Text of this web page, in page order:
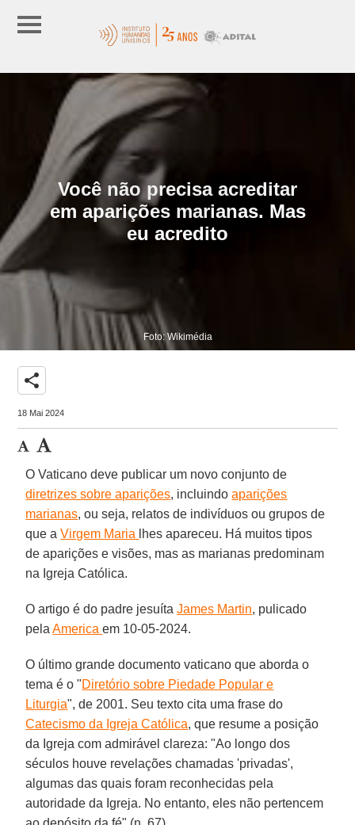
Você não precisa acreditar
em aparições marianas. Mas
eu acredito
Foto: Wikimédia
share
18 Mai 2024
O Vaticano deve publicar um novo conjunto de
diretrizes sobre aparições, incluindoaparições
marianas, ou seja, relatos de indivíduos ou grupos de
que aVirgem Maria
lhes apareceu. Há muitos tipos
de aparições e visões, mas as marianas predominam
na Igreja Católica.
O artigo é do padre jesuítaJames Martin, pulicado
pelaAmericaem 10-05-2024.
O último grande documento vaticano que aborda o
tema é o "Diretório sobre Piedade Popular e
Liturgia", de 2001. Seu texto cita uma frase do
Catecismo da Igreja Católica, que resume a posição
da Igreja com admirável clareza: "Ao longo dos
séculos houve revelações chamadas 'privadas',
algumas das quais foram reconhecidas pela
autoridade da Igreja. No entanto, eles não pertencem